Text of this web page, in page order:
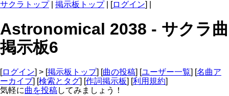
サクラトップ| 掲示板トップ| [ログイン] |
Astronomical 2038 - サクラ曲
掲示板6
[ログイン] > [掲示板トップ] [曲の投稿] [ユーザー一覧] [名曲ア
ーカイブ] [検索とタグ] [作詞掲示板] [利用規約]
気軽に曲を投稿してみましょう！